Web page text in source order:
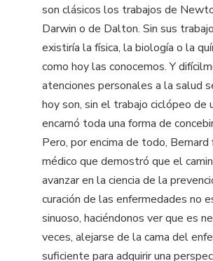
son clásicos los trabajos de
Darwin o de Dalton. Sin sus
existiría la física, la biología o la
como hoy las conocemos. Y
atenciones personales a la salud
hoy son, sin el trabajo ciclópeo de
encarnó toda una forma de
Pero, por encima de todo, Bernard
médico que demostró que el
avanzar en la ciencia de la
curación de las enfermedades no
sinuoso, haciéndonos ver que es
veces, alejarse de la cama del
suficiente para adquirir una